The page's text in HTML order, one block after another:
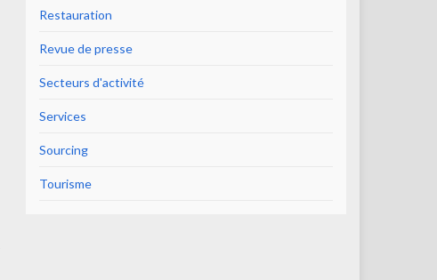
Restauration
Revue de presse
Secteurs d'activité
Services
Sourcing
Tourisme